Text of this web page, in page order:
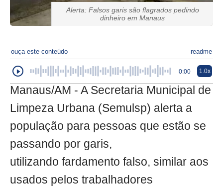
Alerta: Falsos garis são flagrados pedindo
dinheiro em Manaus
ouça este conteúdo readme
0:00 1.0x
Manaus/AM - A Secretaria Municipal de
Limpeza Urbana (Semulsp) alerta a
população para pessoas que estão se
passando por garis,
utilizando fardamento falso, similar aos
usados pelos trabalhadores